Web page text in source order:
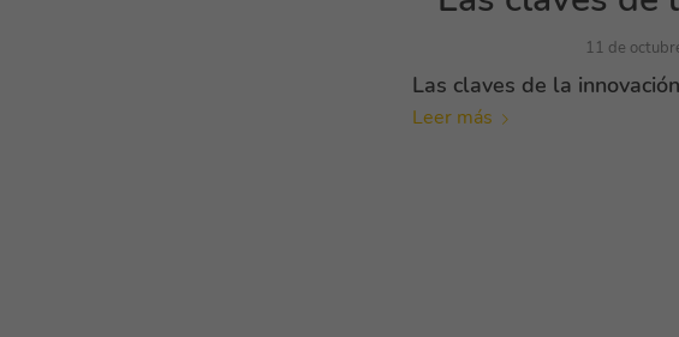
11 de
Las claves de la
Leer más